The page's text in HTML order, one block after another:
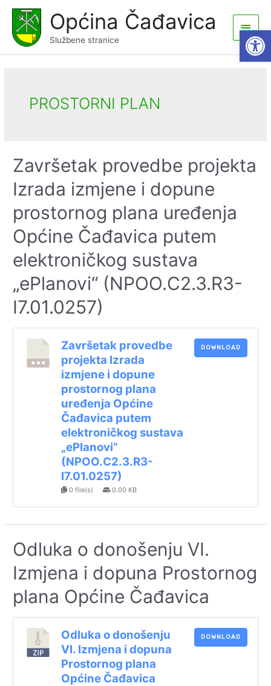
content
Općina Čađavica
Službene stranice
Main
Menu
PROSTORNI PLAN
Završetak provedbe projekta
Izrada izmjene i dopune
prostornog plana uređenja
Općine Čađavica putem
elektroničkog sustava
„ePlanovi“ (NPOO.C2.3.R3-
I7.01.0257)
Završetak provedbe
projekta Izrada
izmjene i dopune
prostornog plana
uređenja Općine
Čađavica putem
elektroničkog sustava
„ePlanovi“
(NPOO.C2.3.R3-
I7.01.0257)
0 file(s) 0.00 KB
DOWNLOAD
Odluka o donošenju VI.
Izmjena i dopuna Prostornog
plana Općine Čađavica
Odluka o donošenju
VI. Izmjena i dopuna
Prostornog plana
Općine Čađavica
DOWNLOAD